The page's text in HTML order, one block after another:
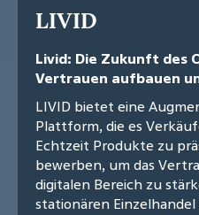
LIVID
Livid: Die Zukunft des
Vertrauen aufbauen
LIVID bietet eine
Plattform, die es
Echtzeit Produkte zu
bewerben, um das
digitalen Bereich zu
stationären